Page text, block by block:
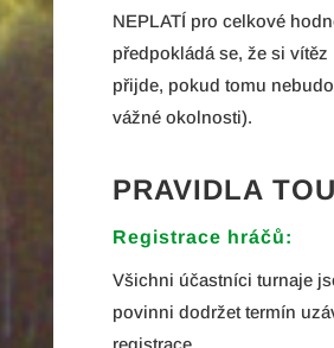
NEPLATÍ pro celkové
předpokládá se, že si vítěz
přijde, pokud tomu
vážné okolnosti).
PRAVIDLA
Registrace hráčů:
Všichni účastníci turnaje
povinni dodržet termín
registrace.